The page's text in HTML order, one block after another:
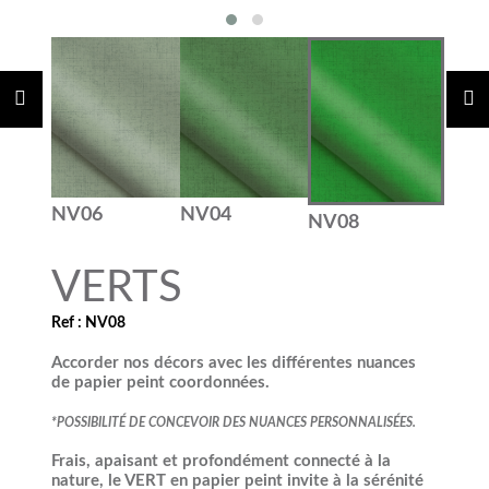
NV06 NV04 NV08
VERTS
Ref : NV08
Accorder nos décors avec les différentes nuances
de papier peint coordonnées.
*POSSIBILITÉ DE CONCEVOIR DES NUANCES PERSONNALISÉES.
Frais, apaisant et profondément connecté à la
nature, le VERT en papier peint invite à la sérénité